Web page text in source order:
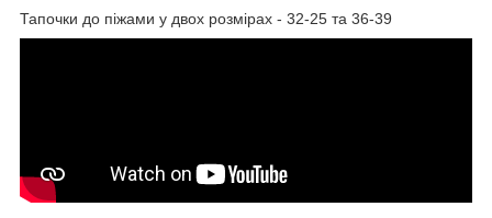
Тапочки до піжами у двох розмірах - 32-25 та 36-39